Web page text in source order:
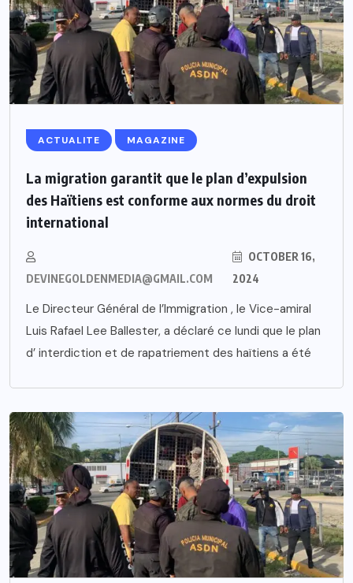
ACTUALITE MAGAZINE
La migration garantit que le plan d’expulsion
des Haïtiens est conforme aux normes du droit
international
DEVINEGOLDENMEDIA@GMAIL.COM
OCTOBER 16,
2024
Le Directeur Général de l’Immigration , le Vice-amiral
Luis Rafael Lee Ballester, a déclaré ce lundi que le plan
d’ interdiction et de rapatriement des haïtiens a été